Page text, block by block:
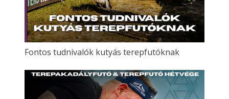
Fontos tudnivalók kutyás terepfutóknak